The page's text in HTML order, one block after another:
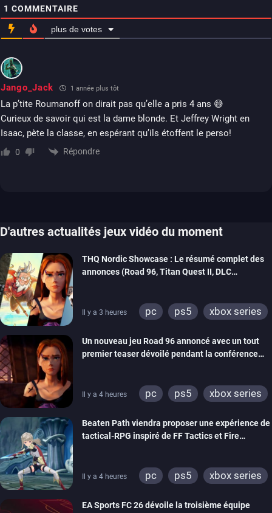
1 COMMENTAIRE
plus de votes
Jango_Jack 1 année plus tôt
La p’tite Roumanoff on dirait pas qu’elle a pris 4 ans 😅
Curieux de savoir qui est la dame blonde. Et Jeffrey Wright en
Isaac, pète la classe, en espérant qu’ils étoffent le perso!
0 Répondre
D'autres actualités jeux vidéo du moment
THQ Nordic Showcase : Le résumé complet des
annonces (Road 96, Titan Quest II, DLC
Il y a 3 heures pc ps5
xbox series
xbox one
switch 2
Un nouveau jeu Road 96 annoncé avec un tout
premier teaser dévoilé pendant la conférence
Il y a 4 heures pc ps5
xbox series
xbox one
Beaten Path viendra proposer une expérience de
tactical-RPG inspiré de FF Tactics et Fire
Il y a 4 heures pc ps5
xbox series
EA Sports FC 26 dévoile la troisième équipe